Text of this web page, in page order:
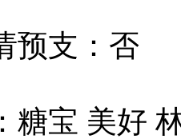
预支：否
糖宝 美好